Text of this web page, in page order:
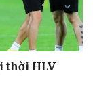
thời HLV